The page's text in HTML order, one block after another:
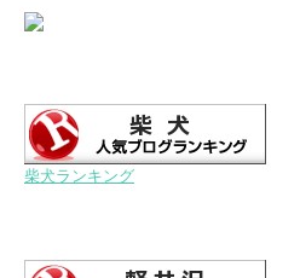
柴犬ランキング